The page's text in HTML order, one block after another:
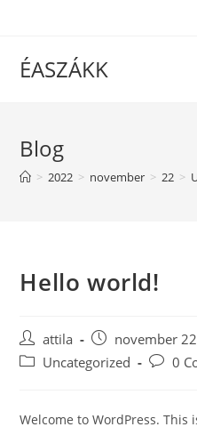
contentÉASZÁKK
Blog
> 2022 > november > 22 >
Hello world!
Post
author:
attila
Post
published:
november
PostUncategorized
Post0
Welcome to WordPress.